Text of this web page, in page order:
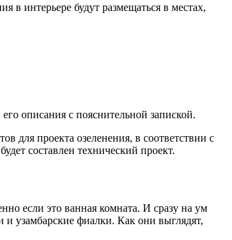
в интерьере будут размещаться в местах,
описания с пояснительной запиской.
для проекта озеленения, в соответствии с
составлен технический проект.
если это ванная комната. И сразу на ум
и узамбарские фиалки. Как они выглядят,